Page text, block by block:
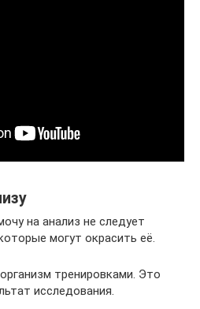
на анализ не следует
могут окрасить её.
тренировками. Это
исследования.